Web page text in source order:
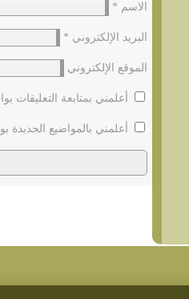
الاسم *
البريد الإلكتروني *
الموقع الإلكتروني
أعلمني بمتابعة التعليقات
أعلمني بالمواضيع الجديدة